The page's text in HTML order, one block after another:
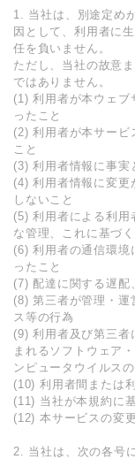
1. 当社は、別途定め
因として、利⽤者に
任を負いません。
ただし、当社の故意
ではありません。
(1) 利⽤者が本ウェブ
ったこと
(2) 利⽤者が本サービ
こと
(3) 利⽤者情報に事実
(4) 利⽤者情報に変更
しないこと
(5) 利⽤者による利⽤
な管理、これに基づ
(6) 利⽤者の通信環境
ったこと
(7) 配達に関する遅配
(8) 第三者が管理・運
ス等の⾏為
(9) 利⽤者及び第三者
まれるソフトウェア
ンピュータウイルス
(10) 利⽤者間または
(11) 当社が本規約に
(12) 本サービスの変
2. 当社は、次の各号